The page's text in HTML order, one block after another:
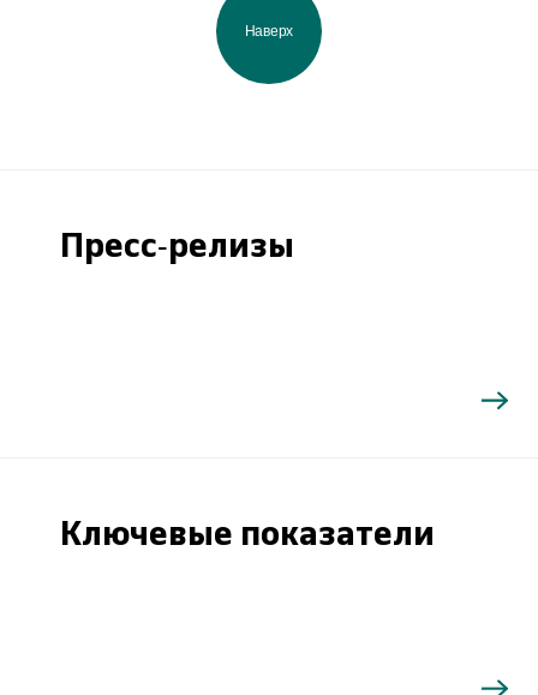
Наверх
Пресс-релизы
Ключевые показатели